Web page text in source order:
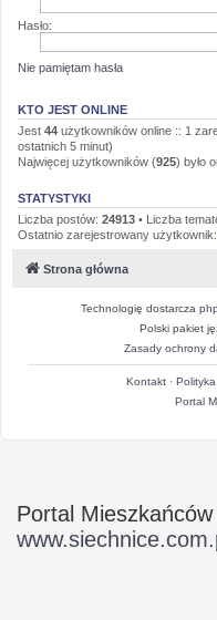
Hasło:
Nie pamiętam hasła
KTO JEST ONLINE
Jest 44 użytkowników online :: 1
ostatnich 5 minut)
Najwięcej użytkowników (925) było
STATYSTYKI
Liczba postów: 24913 • Liczba
Ostatnio zarejestrowany użytkownik:
Strona główna
Technologię dostarcza
Polski pakiet
Zasady ochrony
Kontakt·
Portal
Portal